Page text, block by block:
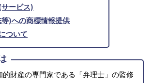
ービス)
)への商標情報提供
ついて
財産の専門家である「弁理士」の監修